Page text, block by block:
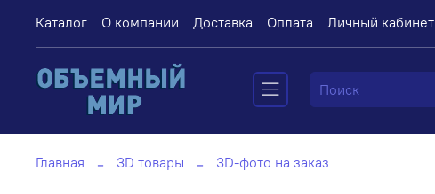
Каталог О компании Доставка Оплата Личный кабинет
Главная 3D товары 3D-фото на заказ